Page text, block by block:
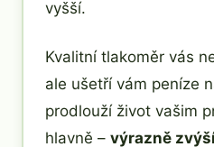
vyšší.
Kvalitní tlakoměr vás
ale ušetří vám peníze
prodlouží život vašim
hlavně – výrazně